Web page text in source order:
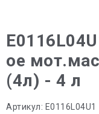
ое
(4л) - 4 л
Артикул: E0116L04U1